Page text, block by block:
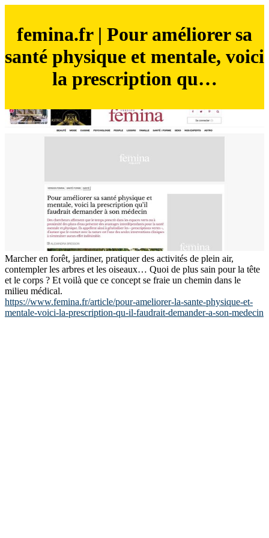
femina.fr | Pour améliorer sa
santé physique et mentale, voici
la prescription qu…
Marcher en forêt, jardiner, pratiquer des activités de plein air,
contempler les arbres et les oiseaux… Quoi de plus sain pour la tête
et le corps ? Et voilà que ce concept se fraie un chemin dans le
milieu médical.
https://www.femina.fr/article/pour-ameliorer-la-sante-physique-et-
mentale-voici-la-prescription-qu-il-faudrait-demander-a-son-medecin